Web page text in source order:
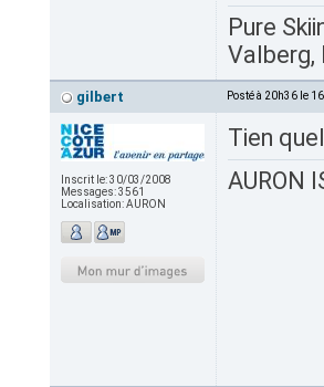
Pure
Valberg,
gilbert Posté à 20h36 le
Inscrit le:30/03/2008
Messages:3561
Localisation:AURON
Tien
AURON